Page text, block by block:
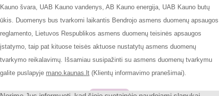
Kauno švara, UAB Kauno vandenys, AB Kauno energija, UAB Kauno butų
ūkis. Duomenys bus tvarkomi laikantis Bendrojo asmens duomenų apsaugos
reglamento, Lietuvos Respublikos asmens duomenų teisinės apsaugos
įstatymo, taip pat kituose teisės aktuose nustatytų asmens duomenų
tvarkymo reikalavimų. Išsamiau susipažinti su asmens duomenų tvarkymu
galite puslapyje mano.kaunas.lt (Klientų informavimo pranešimai).